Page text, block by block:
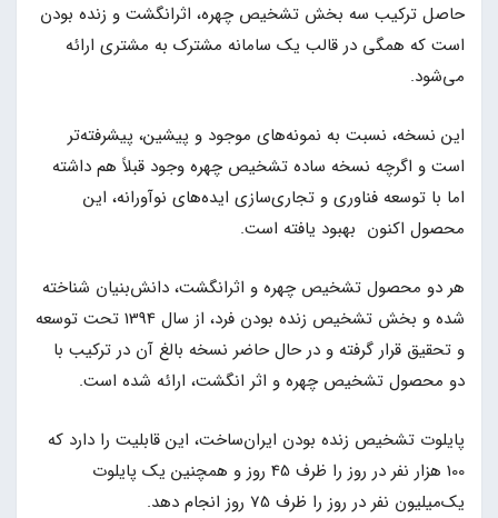
حاصل ترکیب سه بخش تشخیص چهره، اثرانگشت و زنده بودن
است که همگی در قالب یک سامانه مشترک به مشتری ارائه
می‌شود.
این نسخه، نسبت به نمونه‌های موجود و پیشین، پیشرفته‌تر
است و اگرچه نسخه ساده تشخیص چهره وجود قبلاً هم داشته
اما با توسعه فناوری و تجاری‌سازی ایده‌های نوآورانه، این
محصول اکنون بهبود یافته است.
هر دو محصول تشخیص چهره و اثرانگشت، دانش‌بنیان شناخته
شده و بخش تشخیص زنده بودن فرد، از سال 1394 تحت توسعه
و تحقیق قرار گرفته و در حال حاضر نسخه بالغ آن در ترکیب با
دو محصول تشخیص چهره و اثر انگشت، ارائه شده است.
پایلوت تشخیص زنده بودن ایران‌ساخت، این قابلیت را دارد که
100 هزار نفر در روز را ظرف 45 روز و همچنین یک پایلوت
یک‌میلیون نفر در روز را ظرف 75 روز انجام دهد.